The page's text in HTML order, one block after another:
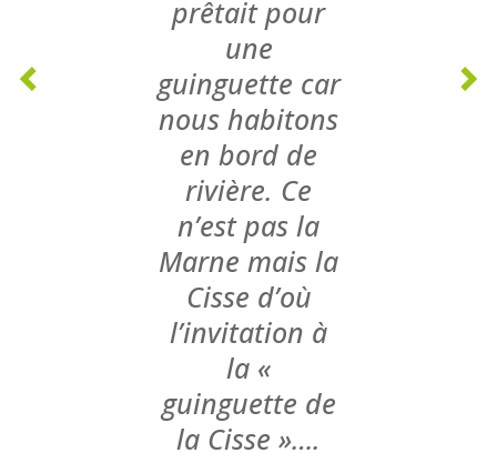
prêtait pour
une
guinguette car
nous habitons
en bord de
rivière. Ce
n’est pas la
Marne mais la
Cisse d’où
l’invitation à
la «
guinguette de
la Cisse »….